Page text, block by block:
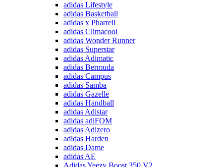
adidas Lifestyle
adidas Basketball
adidas x Pharrell
adidas Climacool
adidas Wonder Runner
adidas Superstar
adidas Adimatic
adidas Bermuda
adidas Campus
adidas Samba
adidas Gazelle
adidas Handball
adidas Adistar
adidas adiFOM
adidas Adizero
adidas Harden
adidas Dame
adidas AE